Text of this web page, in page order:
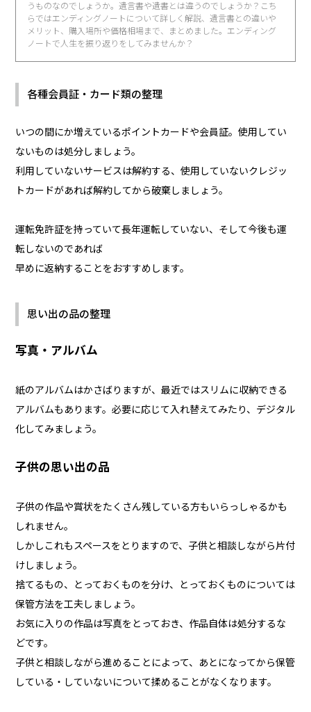
うものなのでしょうか。遺言書や遺書とは違うのでしょうか？こち
らではエンディングノートについて詳しく解説、遺言書との違いや
メリット、購入場所や価格相場まで、まとめました。エンディング
ノートで人生を振り返りをしてみませんか？
各種会員証・カード類の整理
いつの間にか増えているポイントカードや会員証。使用してい
ないものは処分しましょう。
利用していないサービスは解約する、使用していないクレジッ
トカードがあれば解約してから破棄しましょう。
運転免許証を持っていて長年運転していない、そして今後も運
転しないのであれば
早めに返納することをおすすめします。
思い出の品の整理
写真・アルバム
紙のアルバムはかさばりますが、最近ではスリムに収納できる
アルバムもあります。必要に応じて入れ替えてみたり、デジタル
化してみましょう。
子供の思い出の品
子供の作品や賞状をたくさん残している方もいらっしゃるかも
しれません。
しかしこれもスペースをとりますので、子供と相談しながら片付
けしましょう。
捨てるもの、とっておくものを分け、とっておくものについては
保管方法を工夫しましょう。
お気に入りの作品は写真をとっておき、作品自体は処分するな
どです。
子供と相談しながら進めることによって、あとになってから保管
している・していないについて揉めることがなくなります。